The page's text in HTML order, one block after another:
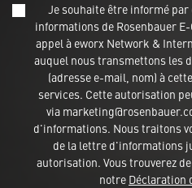
Je souhaite être informé
informations de Rosenbauer
appel à eworx Network &
auquel nous transmettons les
(adresse e-mail, nom) à
services. Cette autorisation
via
d'informations. Nous traitons
de la lettre d'informations
autorisation. Vous trouverez
notre Déclaration